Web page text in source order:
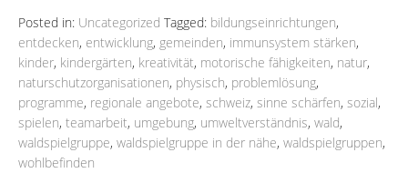
Posted in: Uncategorized Tagged: bildungseinrichtungen,
entdecken, entwicklung, gemeinden, immunsystem stärken,
kinder, kindergärten, kreativität, motorische fähigkeiten, natur,
naturschutzorganisationen, physisch, problemlösung,
programme, regionale angebote, schweiz, sinne schärfen, sozial,
spielen, teamarbeit, umgebung, umweltverständnis, wald,
waldspielgruppe, waldspielgruppe in der nähe, waldspielgruppen,
wohlbefinden